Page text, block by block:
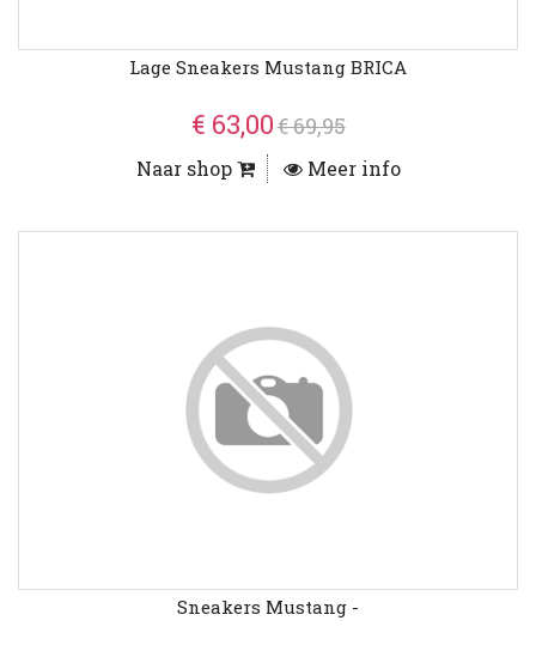
Lage Sneakers Mustang BRICA
€ 63,00€ 69,95
Naar shop Meer info
Sneakers Mustang -